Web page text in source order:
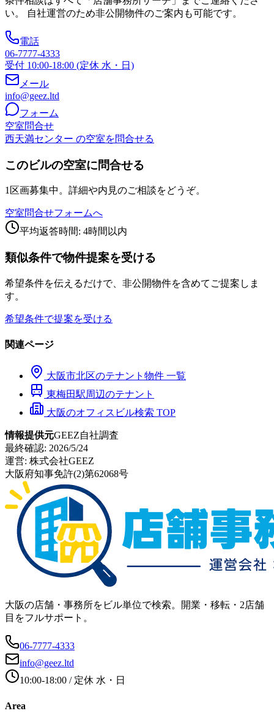
い。 自社運営のため非公開物件のご案内も可能です。
電話
06-7777-4333
受付 10:00-18:00 (定休 水・日)
メール
info@geez.ltd
フォーム
空室問合せ
西天満センター の空室を問合せる
このビルの空室に問合せる
1区画募集中。詳細や内見のご相談をどうぞ。
空室問合せフォームへ
平均返答時間: 4時間以内
類似条件で物件提案を受ける
希望条件を伝えるだけで、非公開物件を含めてご提案しま
す。
希望条件で提案を受ける
関連ページ
大阪市北区のテナント物件 一覧
東梅田駅周辺のテナント
大阪のオフィスビル検索 TOP
情報提供元GEEZ自社調査
最終確認: 2026/5/24
運営: 株式会社GEEZ
大阪府知事免許(2)第62068号
大阪の店舗・事務所をビル単位で検索。開業・移転・2店舗
目をフルサポート。
06-7777-4333
info@geez.ltd
10:00-18:00 / 定休 水・日
Area